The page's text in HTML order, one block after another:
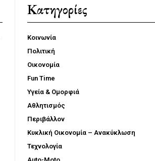
Κατηγορίες
Κοινωνία
Πολιτική
Οικονομία
Fun Time
Υγεία & Ομορφιά
Αθλητισμός
Περιβάλλον
Κυκλική Οικονομία – Ανακύκλωση
Τεχνολογία